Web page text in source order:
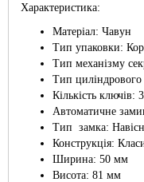
Характеристика:
Матеріал: Чавун
Тип упаковки:
Тип механізму
Тип циліндрового
Кількість ключів:
Автоматичне
Тип замка:
Конструкція:
Ширина: 50 мм
Висота: 81 мм